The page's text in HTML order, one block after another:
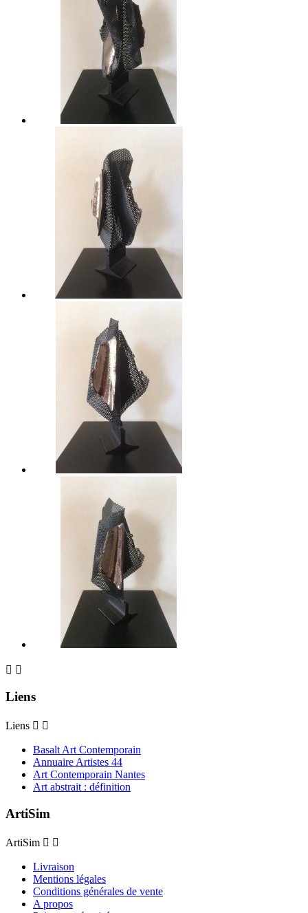
 
Liens
Liens  
Basalt Art Contemporain
Annuaire Artistes 44
Art Contemporain Nantes
Art abstrait : définition
ArtiSim
ArtiSim  
Livraison
Mentions légales
Conditions générales de vente
A propos